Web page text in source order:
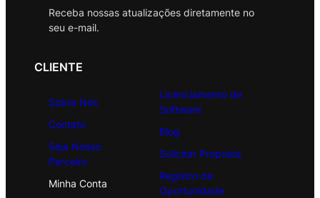
Receba nossas atualizações diretamente no
seu e-mail.
CLIENTE
Sobre Nós
Contato
Seja Nosso
Parceiro
Minha Conta
Licenciamento de
Software
Blog
Solicitar Proposta
Registro de
Oportunidade